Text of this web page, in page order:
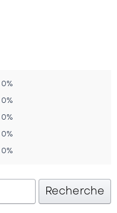
0%
0%
0%
0%
0%
Recherche